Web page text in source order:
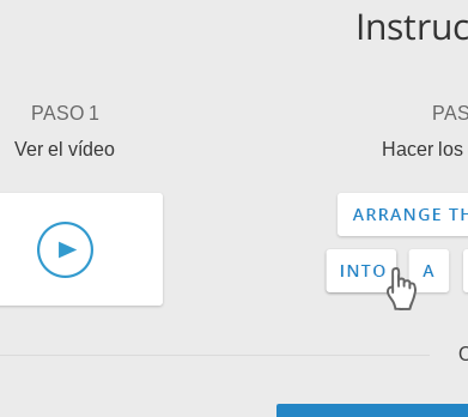
PASO 1
Ver el vídeo
Hacer